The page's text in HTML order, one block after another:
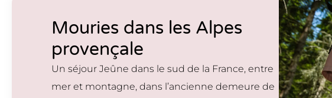
Mouries dans les Alpes
provençale
Un séjour Jeûne dans le sud de la France, entre
mer et montagne, dans l’ancienne demeure de